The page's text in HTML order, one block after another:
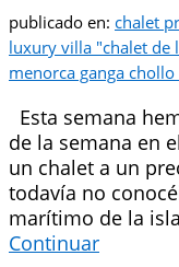
publicado en: chalet
luxury villa "chalet de
menorca ganga
Esta semana
de la semana en
un chalet a un
todavía no
marítimo de la
Continuar